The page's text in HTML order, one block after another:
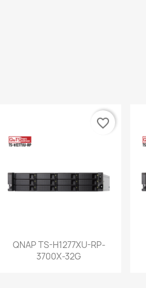
Vista rápida
QNAP TS-H1277XU-RP-
3700X-32G
favorite_border